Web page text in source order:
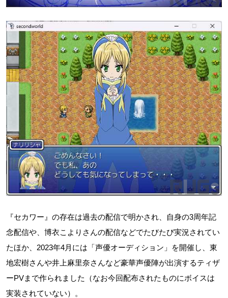
『セカワー』の存在は過去の配信で明かされ、自身の3周年記
念配信や、博衣こよりさんの配信などでたびたび実況されてい
たほか、2023年4月には「声優オーディション」を開催し、東
地宏樹さんや井上麻里奈さんなど豪華声優陣が出演するティザ
ーPVまで作られました（なお今回配布されたものにボイスは
実装されていない）。